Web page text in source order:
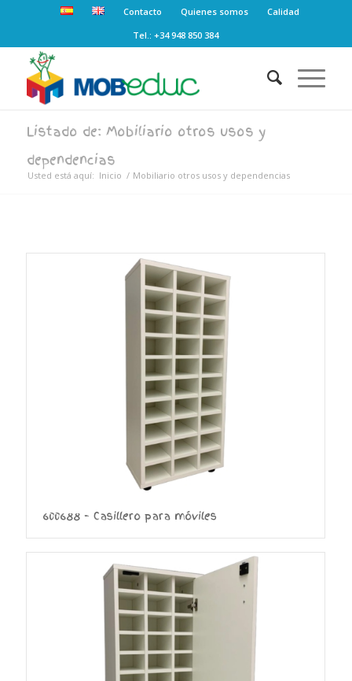
Contacto Quienes somos
Calidad
Tel.: +34 948 850 384
Listado de: Mobiliario otros usos y
dependencias
Usted está aquí: Inicio / Mobiliario otros usos y dependencias
600688 – Casillero para móviles